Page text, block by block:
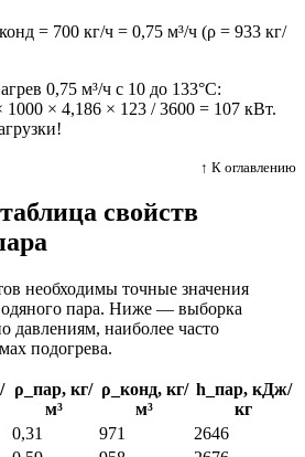
= 700 кг/ч = 0,75 м³/ч (ρ = 933 кг/
0,75 м³/ч с 10 до 133°C:
1000 × 4,186 × 123 / 3600 = 107 кВт.
↑ К оглавлению
свойств
необходимы точные значения
пара. Ниже — выборка
давлениям, наиболее часто
подогрева.
ρ_пар, кг/
м³
ρ_конд, кг/
м³
h_пар, кДж/
кг
0,31 971
2646